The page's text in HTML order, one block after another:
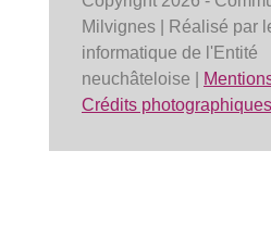
Milvignes | Réalisé par
informatique de l'Entité
neuchâteloise |
Crédits photographiques